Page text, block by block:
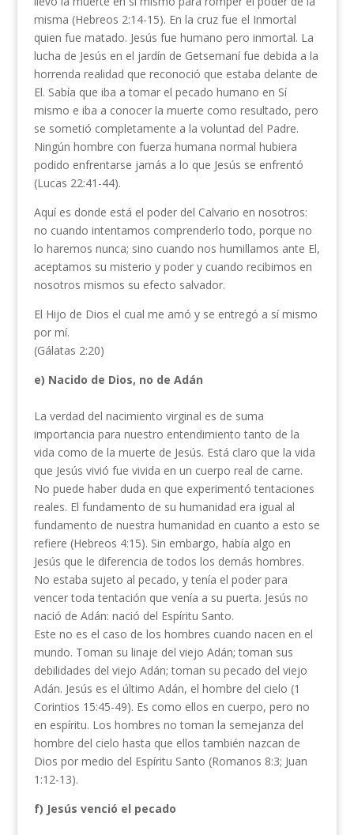
misma (Hebreos 2:14-15). En la cruz fue el Inmortal
quien fue matado. Jesús fue humano pero inmortal. La
lucha de Jesús en el jardín de Getsemaní fue debida a la
horrenda realidad que reconoció que estaba delante de
El. Sabía que iba a tomar el pecado humano en Sí
mismo e iba a conocer la muerte como resultado, pero
se sometió completamente a la voluntad del Padre.
Ningún hombre con fuerza humana normal hubiera
podido enfrentarse jamás a lo que Jesús se enfrentó
(Lucas 22:41-44).
Aquí es donde está el poder del Calvario en nosotros:
no cuando intentamos comprenderlo todo, porque no
lo haremos nunca; sino cuando nos humillamos ante El,
aceptamos su misterio y poder y cuando recibimos en
nosotros mismos su efecto salvador.
El Hijo de Dios el cual me amó y se entregó a sí mismo
por mí.
(Gálatas 2:20)
e) Nacido de Dios, no de Adán
La verdad del nacimiento virginal es de suma
importancia para nuestro entendimiento tanto de la
vida como de la muerte de Jesús. Está claro que la vida
que Jesús vivió fue vivida en un cuerpo real de carne.
No puede haber duda en que experimentó tentaciones
reales. El fundamento de su humanidad era igual al
fundamento de nuestra humanidad en cuanto a esto se
refiere (Hebreos 4:15). Sin embargo, había algo en
Jesús que le diferencia de todos los demás hombres.
No estaba sujeto al pecado, y tenía el poder para
vencer toda tentación que venía a su puerta. Jesús no
nació de Adán: nació del Espíritu Santo.
Este no es el caso de los hombres cuando nacen en el
mundo. Toman su linaje del viejo Adán; toman sus
debilidades del viejo Adán; toman su pecado del viejo
Adán. Jesús es el último Adán, el hombre del cielo (1
Corintios 15:45-49). Es como ellos en cuerpo, pero no
en espíritu. Los hombres no toman la semejanza del
hombre del cielo hasta que ellos también nazcan de
Dios por medio del Espíritu Santo (Romanos 8:3; Juan
1:12-13).
f) Jesús venció el pecado